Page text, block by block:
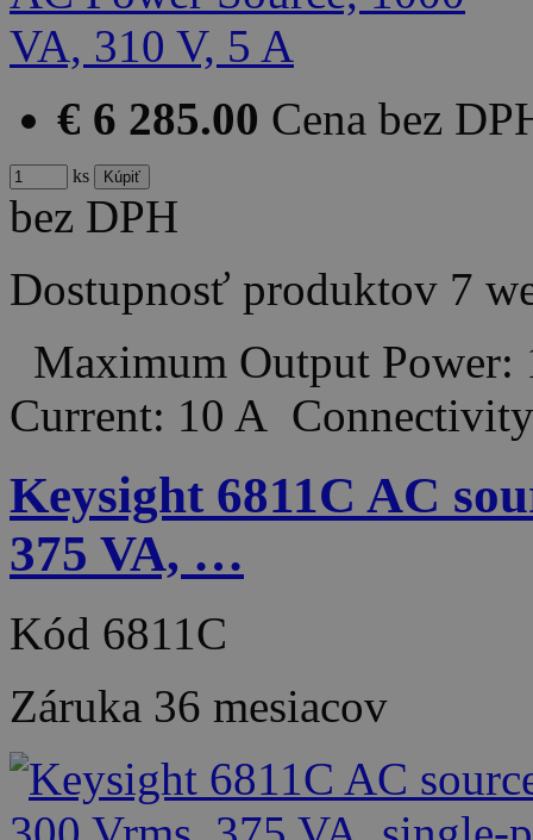
€ 6 285.00 Cena bez
ks
bez DPH
Dostupnosť produktov 7
Maximum Output
Current: 10 A
Keysight 6811C AC
375 VA, …
Kód 6811C
Záruka 36 mesiacov